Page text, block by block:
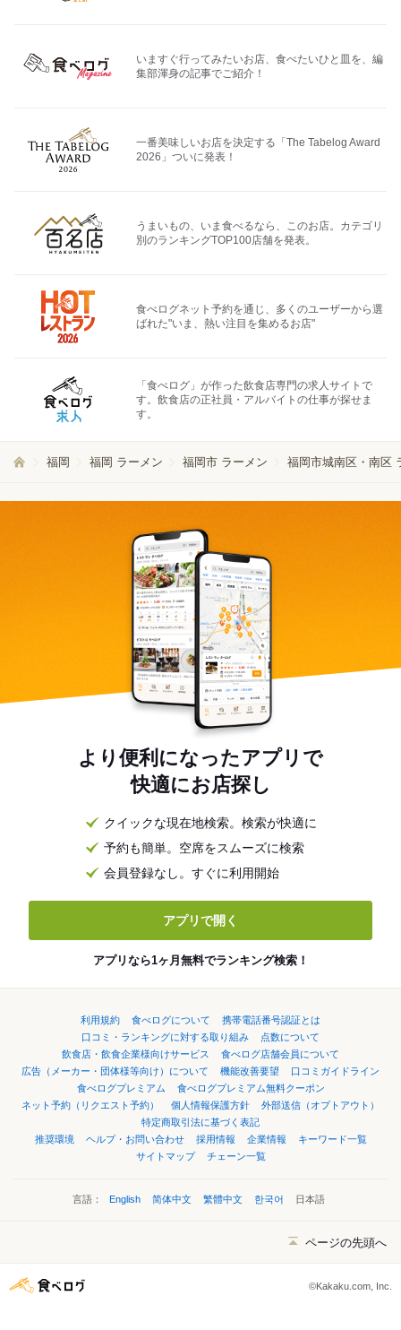
いますぐ行ってみたいお店、食べたいひと皿を、編
集部渾身の記事でご紹介！
一番美味しいお店を決定する「The Tabelog Award
2026」ついに発表！
うまいもの、いま食べるなら、このお店。カテゴリ
別のランキングTOP100店舗を発表。
食べログネット予約を通じ、多くのユーザーから選
ばれた"いま、熱い注目を集めるお店"
「食べログ」が作った飲食店専門の求人サイトで
す。飲食店の正社員・アルバイトの仕事が探せま
す。
福岡 福岡 ラーメン 福岡市 ラーメン 福岡市城南区・南区
より便利になったアプリで
快適にお店探し
クイックな現在地検索。検索が快適に
予約も簡単。空席をスムーズに検索
会員登録なし。すぐに利用開始
アプリで開く
アプリなら1ヶ月無料でランキング検索！
利用規約 食べログについて
携帯電話番号認証とは
口コミ・ランキングに対する取り組み
点数について
飲食店・飲食企業様向けサービス
食べログ店舗会員について
広告（メーカー・団体様等向け）について
機能改善要望
口コミガイドライン
食べログプレミアム
食べログプレミアム無料クーポン
ネット予約（リクエスト予約）
個人情報保護方針
外部送信（オプトアウト）
特定商取引法に基づく表記
推奨環境
ヘルプ・お問い合わせ 採用情報 企業情報
キーワード一覧
サイトマップ
チェーン一覧
言語： English 简体中文 繁體中文 한국어 日本語
ページの先頭へ
©Kakaku.com, Inc.